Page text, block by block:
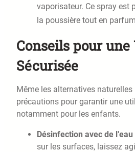
vaporisateur. Ce spray est
la poussière tout en
Conseils pour
Sécurisée
Même les alternatives
précautions pour garantir une
notamment pour les enfants.
Désinfection avec de
sur les surfaces, laissez